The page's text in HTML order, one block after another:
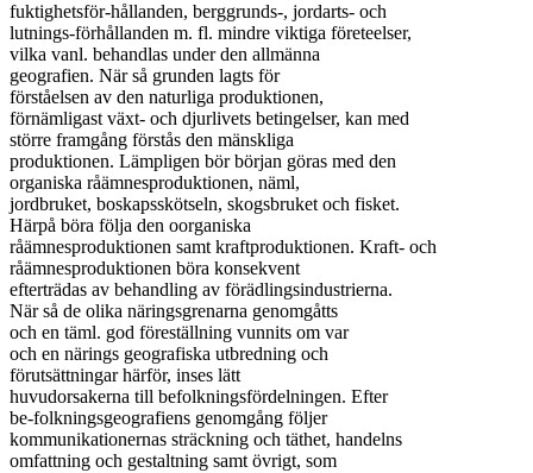
fuktighetsför-hållanden, berggrunds-, jordarts- och
lutnings-förhållanden m. fl. mindre viktiga företeelser,
vilka vanl. behandlas under den allmänna
geografien. När så grunden lagts för
förståelsen av den naturliga produktionen,
förnämligast växt- och djurlivets betingelser, kan med
större framgång förstås den mänskliga
produktionen. Lämpligen bör början göras med den
organiska råämnesproduktionen, näml,
jordbruket, boskapsskötseln, skogsbruket och fisket.
Härpå böra följa den oorganiska
råämnesproduktionen samt kraftproduktionen. Kraft- och
råämnesproduktionen böra konsekvent
efterträdas av behandling av förädlingsindustrierna.
När så de olika näringsgrenarna genomgåtts
och en täml. god föreställning vunnits om var
och en närings geografiska utbredning och
förutsättningar härför, inses lätt
huvudorsakerna till befolkningsfördelningen. Efter
be-folkningsgeografiens genomgång följer
kommunikationernas sträckning och täthet, handelns
omfattning och gestaltning samt övrigt, som